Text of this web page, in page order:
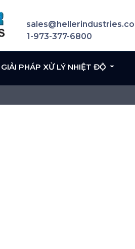
1-973-377-6800
PHÁP XỬ LÝ NHIỆT ĐỘ